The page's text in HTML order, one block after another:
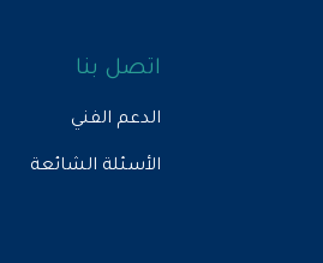
اتصل بنا
الدعم الفني
الأسئلة الشائعة